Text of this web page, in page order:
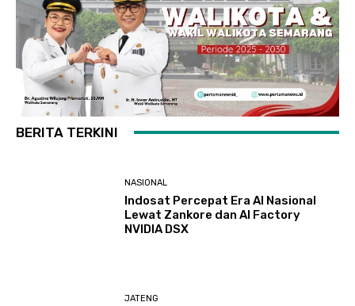
BERITA TERKINI
NASIONAL
Indosat Percepat Era AI Nasional
Lewat Zankore dan AI Factory
NVIDIA DSX
JATENG